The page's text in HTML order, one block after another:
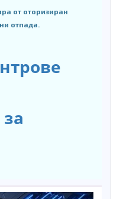
от оторизиран
отпада.